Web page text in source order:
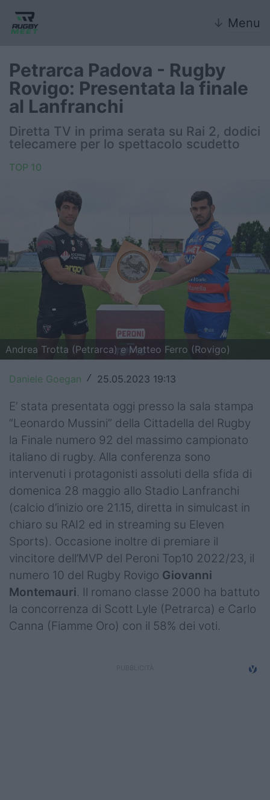
↓ Menu
Nazionale
Nazionali giovanili
Rugby Sevens
Internazionale
6 Nazioni
United Rugby Championship
Premiership
Champions Cup
Rugby World Cup
Super Rugby
Rugby in TV
Mercato
Serie A Elite
Campionati
Serie A
Serie B
Serie C
Petrarca Padova - Rugby
Rovigo: Presentata la finale
al Lanfranchi
Diretta TV in prima serata su Rai 2, dodici
telecamere per lo spettacolo scudetto
TOP 10
Andrea Trotta (Petrarca) e Matteo Ferro (Rovigo)
Daniele Goegan / 25.05.2023 19:13
E’ stata presentata oggi presso la sala stampa
“Leonardo Mussini” della Cittadella del Rugby
la Finale numero 92 del massimo campionato
italiano di rugby. Alla conferenza sono
intervenuti i protagonisti assoluti della sfida di
domenica 28 maggio allo Stadio Lanfranchi
(calcio d’inizio ore 21.15, diretta in simulcast in
chiaro su RAI2 ed in streaming su Eleven
Sports). Occasione inoltre di premiare il
vincitore dell’MVP del Peroni Top10 2022/23, il
numero 10 del Rugby Rovigo Giovanni
Montemauri. Il romano classe 2000 ha battuto
la concorrenza di Scott Lyle (Petrarca) e Carlo
Canna (Fiamme Oro) con il 58% dei voti.